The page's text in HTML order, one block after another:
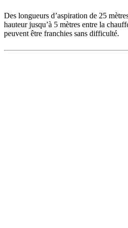
Des longueurs d’aspiration de 25
hauteur jusqu’à 5 mètres entre la
peuvent être franchies sans difficulté.